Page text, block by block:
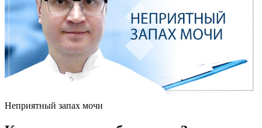
Неприятный запах мочи